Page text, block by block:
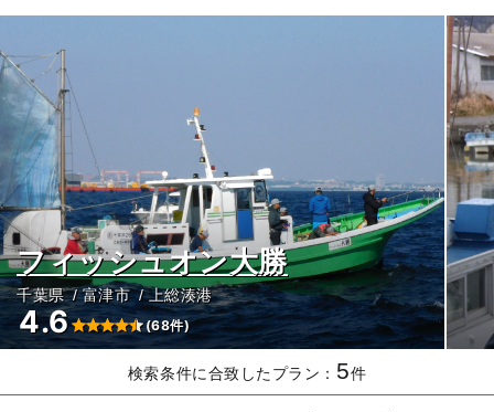
フィッシュオン大勝
千葉県 富津市 上総湊港
4.6 (68件)
検索条件に合致したプラン： 5件